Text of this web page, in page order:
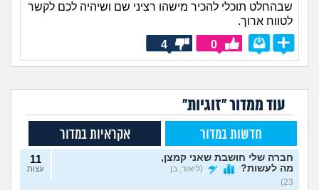
שבהחלט תוכלי להכיר מישהו רציני שם ושיהיה לכם לקשר
לטווח ארוך.
0
4
עוד ממדור "זוגיות"
חדשות במדור אקראיות במדור
חברה שלי חושבת שאני קמצן,
מה לעשות?
(ליאור, בן
23)
11
עצות